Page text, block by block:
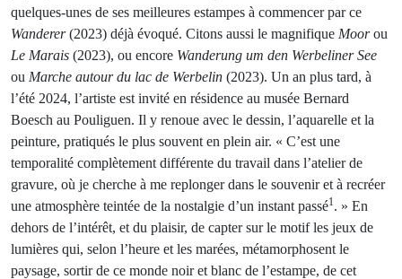
quelques-unes de ses meilleures estampes à commencer par ce
Wanderer(2023) déjà évoqué. Citons aussi le magnifique Moorou
Le Marais (2023), ou encore Wanderung um den Werbeliner See
ou Marche autour du lac de Werbelin (2023). Un an plus tard, à
l’été 2024, l’artiste est invité en résidence au musée Bernard
Boesch au Pouliguen. Il y renoue avec le dessin, l’aquarelle et la
peinture, pratiqués le plus souvent en plein air. « C’est une
temporalité complètement différente du travail dans l’atelier de
gravure, où je cherche à me replonger dans le souvenir et à recréer
une atmosphère teintée de la nostalgie d’un instant passé1 . » En
dehors de l’intérêt, et du plaisir, de capter sur le motif les jeux de
lumières qui, selon l’heure et les marées, métamorphosent le
paysage, sortir de ce monde noir et blanc de l’estampe, de cet